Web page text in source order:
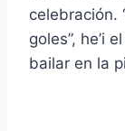
celebración.
goles”, he’i
bailar en la